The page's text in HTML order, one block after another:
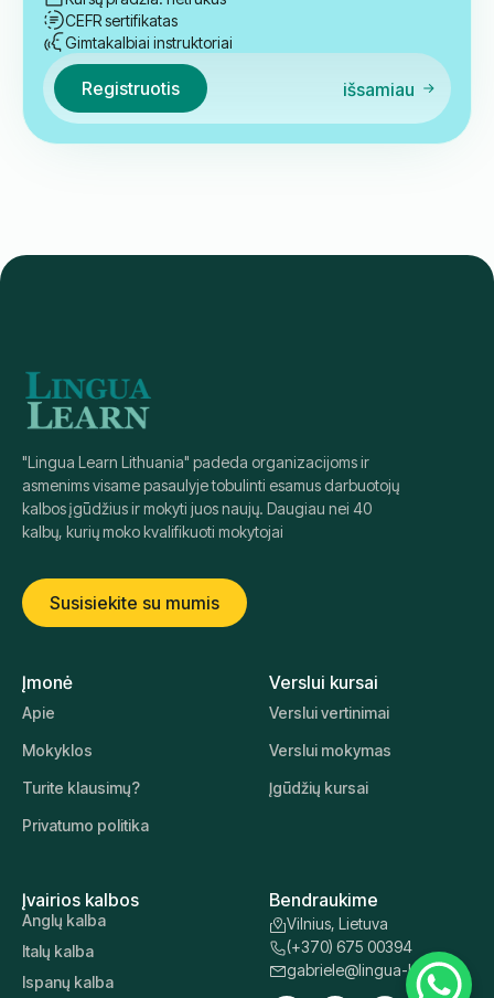
Japonų kalbos A1.2 pradedančiųjų
kursas
Akademinės valandos
A 1.2
€219
"Lingua Learn Lithuania" padeda organizacijoms ir
asmenims visame pasaulyje tobulinti esamus darbuotojų
kalbos įgūdžius ir mokyti juos naujų. Daugiau nei 40
Įmonė
Apie
Mokyklos
Verslui kursai
Verslui vertinimai
Verslui mokymas